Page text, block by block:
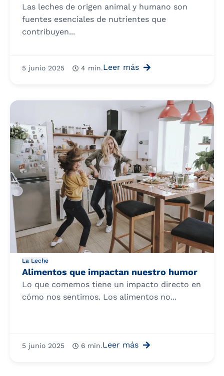
Las leches de origen animal y humano son
fuentes esenciales de nutrientes que
contribuyen...
5 junio 2025 4 min.Leer más
La Leche
Alimentos que impactan nuestro humor
Lo que comemos tiene un impacto directo en
cómo nos sentimos. Los alimentos no...
5 junio 2025 6 min.Leer más